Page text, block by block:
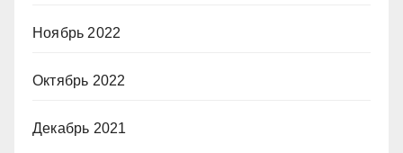
Ноябрь 2022
Октябрь 2022
Декабрь 2021